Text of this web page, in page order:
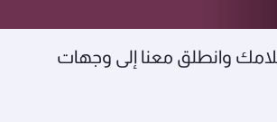
وانطلق معنا إلى وجهات